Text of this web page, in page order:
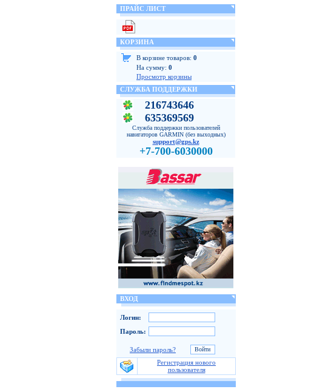
ПРАЙС ЛИСТ
КОРЗИНА
В корзине товаров: 0
На сумму: 0
Просмотр корзины
СЛУЖБА ПОДДЕРЖКИ
216743646
635369569
Служба поддержки пользователей
навигаторов GARMIN (без выходных)
support@gps.kz
+7-700-6030000
ВХОД
Логин:
Пароль:
Забыли пароль?
Регистрация нового
пользователя